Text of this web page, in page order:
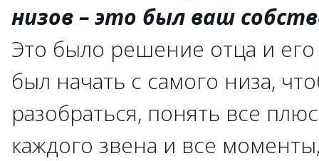
низов – это был ваш
Это было решение отца и
был начать с самого низа,
разобраться, понять все
каждого звена и все